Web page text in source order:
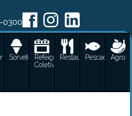
0300
SorvetesRefeições
Coletivas
RestaurantesPescadosAgro